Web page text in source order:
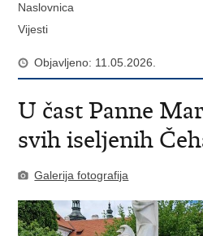
Naslovnica
Vijesti
Objavljeno: 11.05.2026.
U čast Panne
svih iseljenih
Galerija fotografija